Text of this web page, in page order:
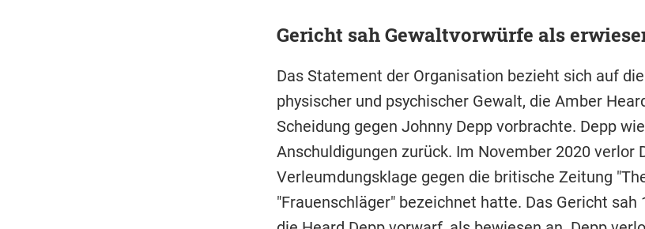
Gericht sah Gewaltvorwürfe als
Das Statement der Organisation bezieht sich auf
physischer und psychischer Gewalt, die Amber
Scheidung gegen Johnny Depp vorbrachte. Depp
Anschuldigungen zurück. Im November 2020 verlor
Verleumdungsklage gegen die britische Zeitung
"Frauenschläger" bezeichnet hatte. Das Gericht sah